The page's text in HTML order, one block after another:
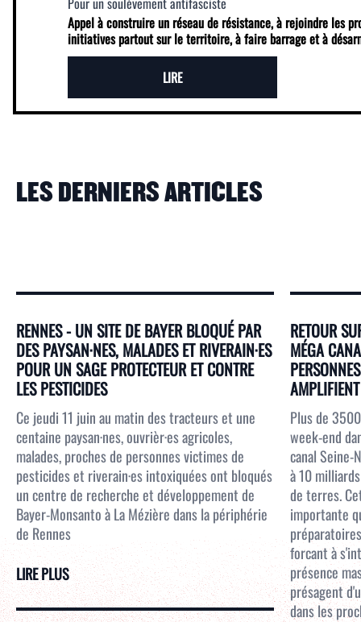
Appel à construire un réseau de résistance, à rejoindre les
initiatives partout sur le territoire, à faire barrage et à
LIRE
LES DERNIERS ARTICLES
RENNES - UN SITE DE BAYER BLOQUÉ PAR
DES PAYSAN·NES, MALADES ET RIVERAIN·ES
POUR UN SAGE PROTECTEUR ET CONTRE
LES PESTICIDES
Ce jeudi 11 juin au matin des tracteurs et une
centaine paysan·nes, ouvrièr·es agricoles,
malades, proches de personnes victimes de
pesticides et riverain·es intoxiquées ont bloqués
un centre de recherche et développement de
Bayer-Monsanto à La Mézière dans la périphérie
de Rennes
LIRE PLUS
RETOUR
MÉGA
Plus de
week-end
canal Seine-
à 10
de terres.
importante
forcant à
présence
présagent
dans les